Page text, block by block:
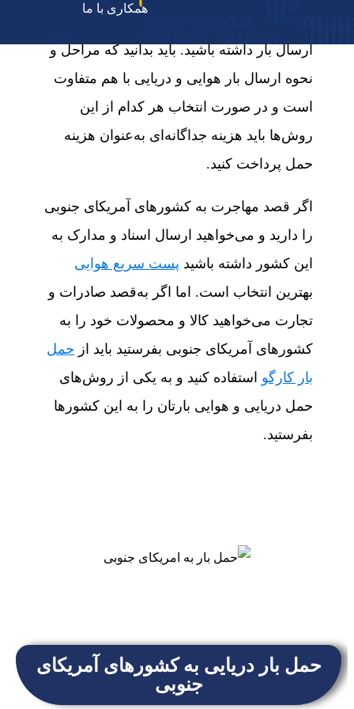
همکاری با ما
ارسال بار داشته باشید. باید بدانید که مراحل و
نحوه ارسال بار هوایی و دریایی با هم متفاوت
است و در صورت انتخاب هر کدام از این
روش‌ها باید هزینه‌ جداگانه‌ای به‌عنوان هزینه
حمل پرداخت کنید.
اگر قصد مهاجرت به کشورهای آمریکای جنوبی
را دارید و می‌خواهید ارسال اسناد و مدارک به
این کشور داشته باشید پست سریع هوایی
بهترین انتخاب است. اما اگر به‌قصد صادرات و
تجارت می‌خواهید کالا و محصولات خود را به
کشورهای آمریکای جنوبی بفرستید باید از حمل
بار کارگو استفاده کنید و به یکی از روش‌های
حمل دریایی و هوایی بارتان را به این کشورها
بفرستید.
حمل بار دریایی به کشورهای آمریکای
جنوبی